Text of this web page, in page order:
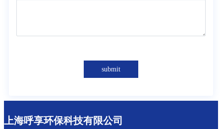
submit
上海呼享环保科技有限公司